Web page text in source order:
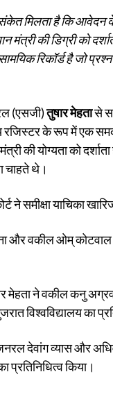
मिलता है कि आवेदन
मंत्री की डिग्री को
रिकॉर्ड है जो प्रश्न
(एसजी)तुषार मेहतासे
रजिस्टर के रूप में एक
की योग्यता को
चाहते थे।
ने समीक्षा याचिका
और वकील ओम्
मेहता ने वकील कनु
विश्वविद्यालय का
देवांग व्यास और
किया।